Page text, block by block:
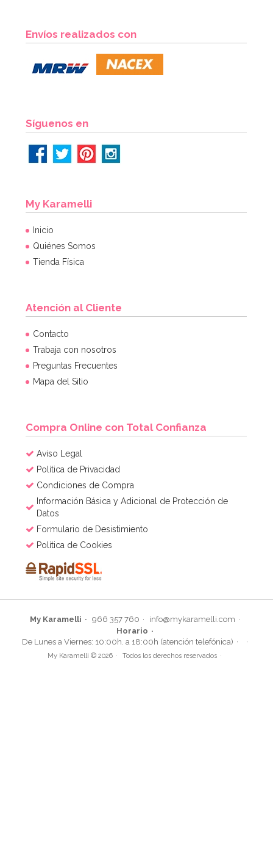
Envíos realizados con
Síguenos en
My Karamelli
Inicio
Quiénes Somos
Tienda Física
Atención al Cliente
Contacto
Trabaja con nosotros
Preguntas Frecuentes
Mapa del Sitio
Compra Online con Total Confianza
Aviso Legal
Política de Privacidad
Condiciones de Compra
Información Básica y Adicional de Protección de
Datos
Formulario de Desistimiento
Política de Cookies
My Karamelli 966 357 760
info@mykaramelli.com
Horario
De Lunes a Viernes: 10:00h. a 18:00h (atención telefónica)
My Karamelli © 2026 Todos los derechos reservados